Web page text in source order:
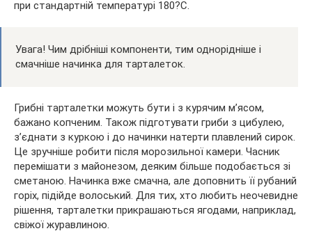
при стандартній температурі 180?С.
Увага! Чим дрібніші компоненти, тим однорідніше і
смачніше начинка для тарталеток.
Грибні тарталетки можуть бути і з курячим м’ясом,
бажано копченим. Також підготувати гриби з цибулею,
з’єднати з куркою і до начинки натерти плавлений сирок.
Це зручніше робити після морозильної камери. Часник
перемішати з майонезом, деяким більше подобається зі
сметаною. Начинка вже смачна, але доповнить її рубаний
горіх, підійде волоський. Для тих, хто любить неочевидне
рішення, тарталетки прикрашаються ягодами, наприклад,
свіжої журавлиною.